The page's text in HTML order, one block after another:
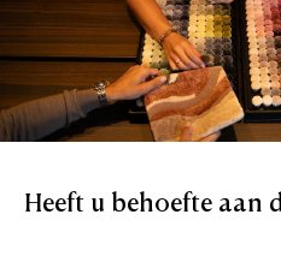
Heeft u behoefte aan